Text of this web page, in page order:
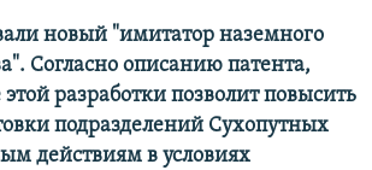
новый "имитатор наземного
Согласно описанию патента,
разработки позволит повысить
подразделений Сухопутных
действиям в условиях